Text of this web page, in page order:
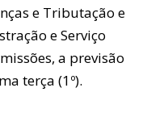
e Tributação e
e Serviço
a previsão
terça (1º).